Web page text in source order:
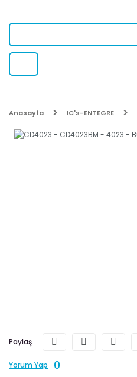
Anasayfa IC's-ENTEGRE
Paylaş
Yorum Yap 0